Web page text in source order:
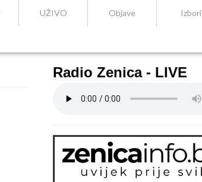
UŽIVO Objave Izbori
Radio Zenica - LIVE